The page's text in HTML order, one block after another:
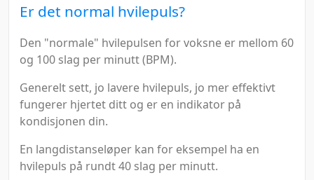
Er det normal hvilepuls?
Den "normale" hvilepulsen for voksne er mellom 60
og 100 slag per minutt (BPM).
Generelt sett, jo lavere hvilepuls, jo mer effektivt
fungerer hjertet ditt og er en indikator på
kondisjonen din.
En langdistanseløper kan for eksempel ha en
hvilepuls på rundt 40 slag per minutt.